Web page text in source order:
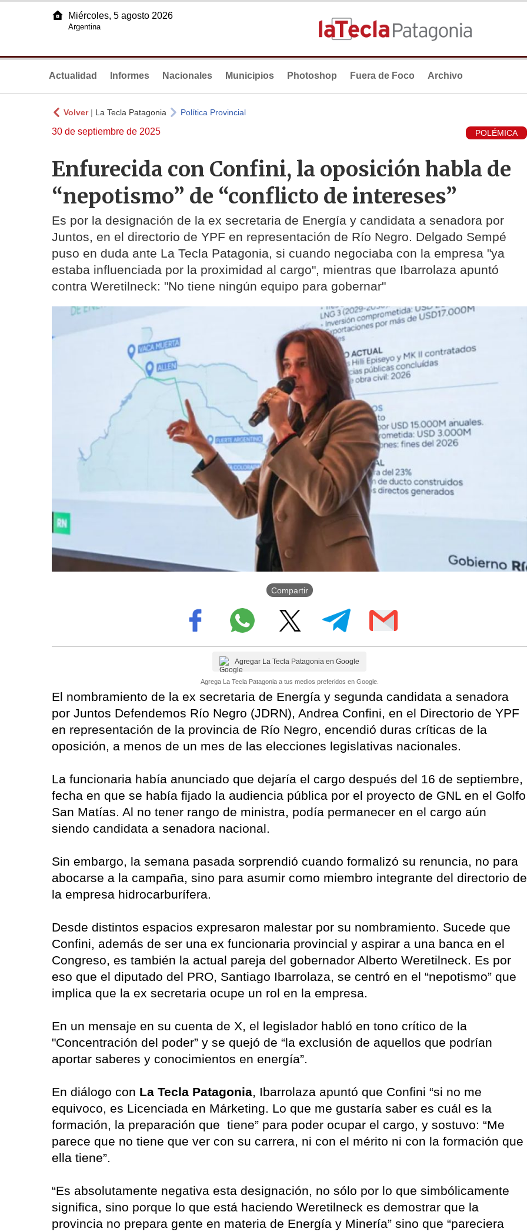
Miércoles, 5 agosto 2026
Argentina
Actualidad Informes Nacionales Municipios Photoshop Fuera de Foco Archivo
Volver| La Tecla Patagonia Política Provincial
30 de septiembre de 2025 POLÉMICA
Enfurecida con Confini, la oposición habla de
“nepotismo” de “conflicto de intereses”
Es por la designación de la ex secretaria de Energía y candidata a senadora por
Juntos, en el directorio de YPF en representación de Río Negro. Delgado Sempé
puso en duda ante La Tecla Patagonia, si cuando negociaba con la empresa "ya
estaba influenciada por la proximidad al cargo", mientras que Ibarrolaza apuntó
contra Weretilneck: "No tiene ningún equipo para gobernar"
Compartir
Agregar La Tecla Patagonia en Google
Agrega La Tecla Patagonia a tus medios preferidos en Google.
El nombramiento de la ex secretaria de Energía y segunda candidata a senadora
por Juntos Defendemos Río Negro (JDRN), Andrea Confini, en el Directorio de YPF
en representación de la provincia de Río Negro, encendió duras críticas de la
oposición, a menos de un mes de las elecciones legislativas nacionales.
La funcionaria había anunciado que dejaría el cargo después del 16 de septiembre,
fecha en que se había fijado la audiencia pública por el proyecto de GNL en el Golfo
San Matías. Al no tener rango de ministra, podía permanecer en el cargo aún
siendo candidata a senadora nacional.
Sin embargo, la semana pasada sorprendió cuando formalizó su renuncia, no para
abocarse a la campaña, sino para asumir como miembro integrante del directorio de
la empresa hidrocarburífera.
Desde distintos espacios expresaron malestar por su nombramiento. Sucede que
Confini, además de ser una ex funcionaria provincial y aspirar a una banca en el
Congreso, es también la actual pareja del gobernador Alberto Weretilneck. Es por
eso que el diputado del PRO, Santiago Ibarrolaza, se centró en el “nepotismo” que
implica que la ex secretaria ocupe un rol en la empresa.
En un mensaje en su cuenta de X, el legislador habló en tono crítico de la
"Concentración del poder” y se quejó de “la exclusión de aquellos que podrían
aportar saberes y conocimientos en energía”.
En diálogo con La Tecla Patagonia, Ibarrolaza apuntó que Confini “si no me
equivoco, es Licenciada en Márketing. Lo que me gustaría saber es cuál es la
formación, la preparación que tiene” para poder ocupar el cargo, y sostuvo: “Me
parece que no tiene que ver con su carrera, ni con el mérito ni con la formación que
ella tiene”.
“Es absolutamente negativa esta designación, no sólo por lo que simbólicamente
significa, sino porque lo que está haciendo Weretilneck es demostrar que la
provincia no prepara gente en materia de Energía y Minería” sino que “pareciera